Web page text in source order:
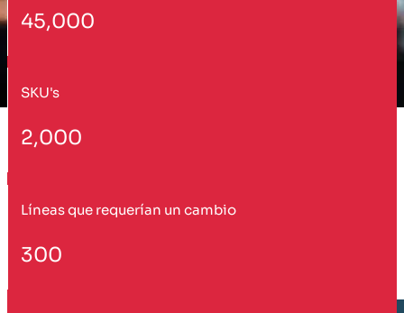
45,000
SKU's
2,000
Líneas que requerían un cambio
300